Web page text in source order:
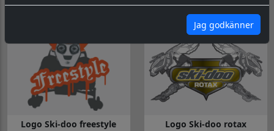
Jag godkänner
Gå till Logo Ski-doo
Logo Ski-doo freestyle Logo Ski-doo rotax